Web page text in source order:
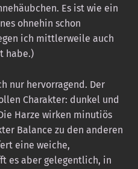
Es ist wie ein
ohnehin schon
ich mittlerweile auch
habe.)
nur hervorragend. Der
Charakter: dunkel und
Harze wirken minutiös
Balance zu den anderen
eine weiche,
es aber gelegentlich, in